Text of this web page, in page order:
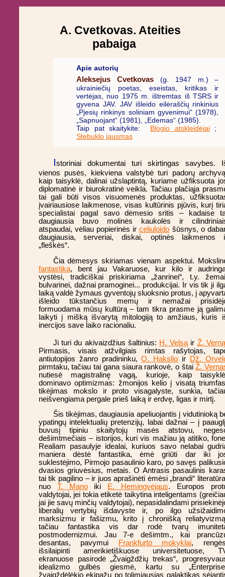
A. Cvetkovas. Ateities
pabaiga
Apie autorių
Aleksejus Cvetkovas(g. 1947 m.) –
ukrainiečių poetas, eseistas, kritikas ir
vertėjas, nuo 1975 m. ištremtas iš TSRS ir
gyvena JAV. JAV išleido eilėraščių rinkinius
„Pjesių rinkinys soliniam gyvenimui“ (1978),
„Sapnuojant“ (1981), „Edemas“ (1985).
Taip pat skaitykite: Blogio atskleidėjai;
Stebuklo jausmas
Istoriniai dokumentai turi skirtingas savybes.
vienos pusės, kiekviena valstybė turi padorų
kaip taisyklė, dalinai užslaptintą, kuriame užfiksuota
diplomatinė ir biurokratinė veikla. Tačiau plačiąja
tai gali būti visos visuomenės produktas,
įvairiausiose laikmenose, visas kultūrinis pjūvis, kurį
specialistai pagal savo dėmesio sritis – kadaise
daugiausia buvo molinės kaukolės ir
atspaudai, vėliau popierinės irceliuloido šūsnys, o
daugiausia, serveriai, diskai, optinės laikmenos
„fleškės“.
Čia dėmesys skiriamas vienam aspektui.
fantastika, bent jau Vakaruose, kur kilo ir
vystėsi, tradiciškai priskiriama „žanrinei“, t.y.
bulvarinei, dažnai pramoginei... produkcijai. Ir vis tik ji
laiką valdė žymaus gyventojų sluoksnio protus, į
išleido tūkstančius memų ir nemažai
formuodama mūsų kultūrą – tam tikra prasme ją
laikyti į mišką išvarytą mitologiją to amžiaus, kuris
inercijos save laiko racionaliu.
Ji turi du akivaizdžius šaltinius: H. Velsąir Ž.
Pirmasis, visais atžvilgiais rimtas rašytojas,
antiutopijos žanro pradininku,O. Hakslio ir
Dž.
pirmtaku, tačiau tai gana siaura rankovė, o štaiŽ.
nutiesė magistralinę vagą, kurioje, kaip
dominavo optimizmas: žmonijos kelio į visatą
tikėjimas mokslo ir proto visagalyste, sunkia,
neišvengiama pergale prieš laiką ir erdvę, ligas ir mirtį.
Šis tikėjimas, daugiausia apeliuojantis į vidutinioką
ypatingų intelektualių pretenzijų, labai dažnai – į
buvusį tipiniu skaitytojų masės atstovu,
dešimtmečiais – istorijos, kuri vis mažiau ją atitiko,
Realiam pasaulyje idealai, kuriuos savo nelabai
maniera dėstė fantastika, ėmė griūti dar iki
suklestėjimo, Pirmojo pasaulinio karo, po savęs
dvasios griuvėsius, metais. O Antrasis pasaulinis
tai tik pagilino – ir juos aprašinėti ėmėsi „brandi“
nuo T. Manoiki E. Hemingvėjaus. Europos
valdytojai, jei tokia etiketė taikytina inteligentams
jai jie savų minčių valdytojai), nepasidalindami
liberalių vertybių išdavyste ir, po ilgo
marksizmu ir fašizmu, krito į chronišką
tačiau fantastika vis dar rodė tvarų
postmodernizmui. Jau 7-e dešimtm., kai
desantas, pavymui
Frankfurto mokyklai,
išsilaipinti amerikietiškuose universitetuose,
ekranuose pasirodė „Žvaigždžių trekas“,
idealizmo gulbės giesmė, kartu su
žvaigždėlėkio ekipažu po tolimiausias galaktikas